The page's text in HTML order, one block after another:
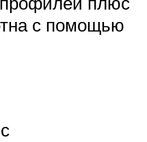
с помощью